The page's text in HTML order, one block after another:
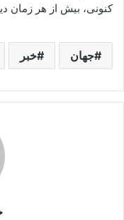
کنونی، بیش از هر زمان
جهان خبر